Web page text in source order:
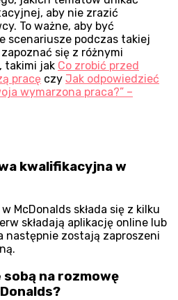
aby nie zrazić
To ważne, aby być
scenariusze podczas takiej
się z różnymi
takimi jak Co zrobić przed
pracę czy Jak odpowiedzieć
wymarzona praca?” –
kwalifikacyjna w
McDonalds składa się z kilku
składają aplikację online lub
następnie zostają zaproszeni
sobą na rozmowę